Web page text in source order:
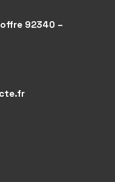
92340 –